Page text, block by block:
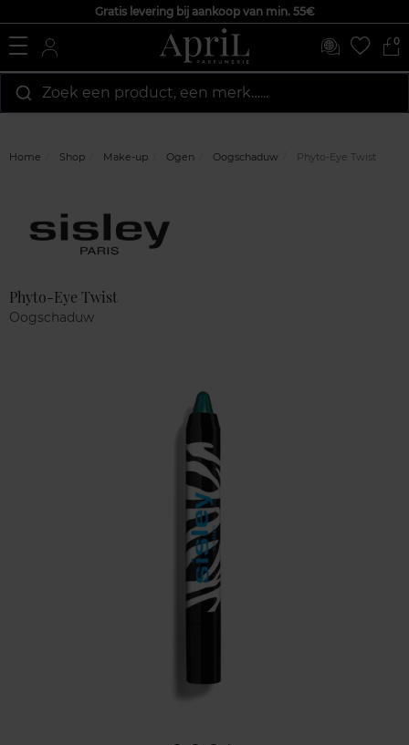
Gratis levering bij aankoop van min. 55€
0
Zoek een product, een merk…...
Home Shop Make-up Ogen Oogschaduw Phyto-Eye Twist
Phyto-Eye Twist
Oogschaduw